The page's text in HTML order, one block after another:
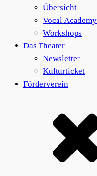
Übersicht
Vocal Academy
Workshops
Das Theater
Newsletter
Kulturticket
Förderverein